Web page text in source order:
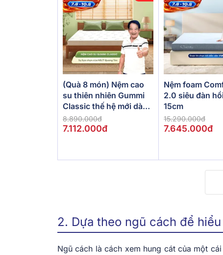
(Quà 8 món) Nệm cao
su thiên nhiên Gummi
Classic thế hệ mới dày
5/10/15cm
8.890.000đ
7.112.000đ
Nệm foam
2.0 siêu đàn
15cm
15.290.000đ
7.645.000đ
2. Dựa theo ngũ cách để
Ngũ cách là cách xem hung cát của một